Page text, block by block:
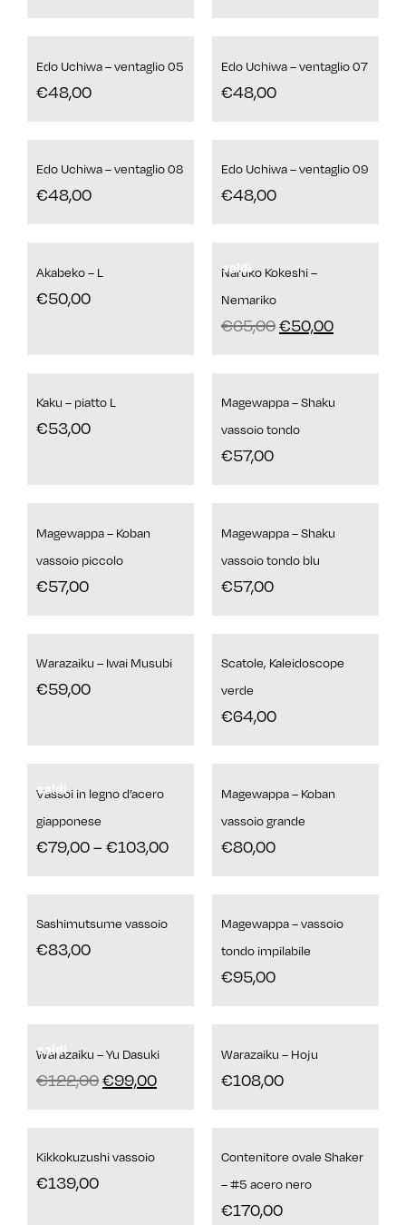
Edo Uchiwa – ventaglio 05
€48,00
Edo Uchiwa – ventaglio 07
€48,00
Edo Uchiwa – ventaglio 08
€48,00
Edo Uchiwa – ventaglio 09
€48,00
Akabeko – L
€50,00
saldi
Naruko Kokeshi –
Nemariko
€65,00€50,00
Kaku – piatto L
€53,00
Magewappa – Shaku
vassoio tondo
€57,00
Magewappa – Koban
vassoio piccolo
€57,00
Magewappa – Shaku
vassoio tondo blu
€57,00
Warazaiku – Iwai Musubi
€59,00
Scatole, Kaleidoscope
verde
€64,00
saldi
Vassoi in legno d’acero
giapponese
€79,00– €103,00
Magewappa – Koban
vassoio grande
€80,00
Sashimutsume vassoio
€83,00
Magewappa – vassoio
tondo impilabile
€95,00
saldi
Warazaiku – Yu Dasuki
€122,00€99,00
Warazaiku – Hoju
€108,00
Kikkokuzushi vassoio
€139,00
Contenitore ovale Shaker
– #5 acero nero
€170,00